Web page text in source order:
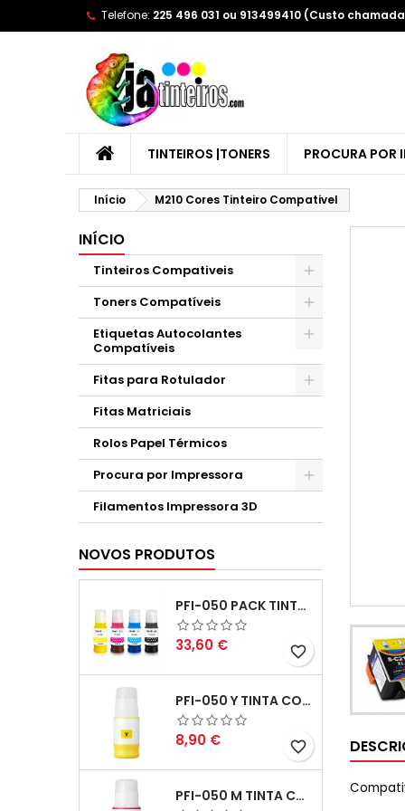
Telefone: 225 496 031 ou 913499410 (Custo
TINTEIROS |TONERS PROCURA POR
Início M210 Cores Tinteiro Compativel
INÍCIO
Tinteiros Compativeis
Toners Compatíveis
Etiquetas Autocolantes
Compatíveis
Fitas para Rotulador
Fitas Matriciais
Rolos Papel Térmicos
Procura por Impressora
Filamentos Impressora 3D
NOVOS PRODUTOS
PFI-050 PACK TINTAS COMPATIVEIS
Preço
33,60 € favorite_border
PFI-050 Y TINTA COMPATÍVEL AMARELO
Preço
8,90 € favorite_border
PFI-050 M TINTA COMPATÍVEL MAGENTA